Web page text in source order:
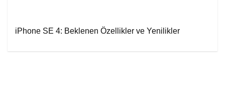
iPhone SE 4: Beklenen Özellikler ve Yenilikler